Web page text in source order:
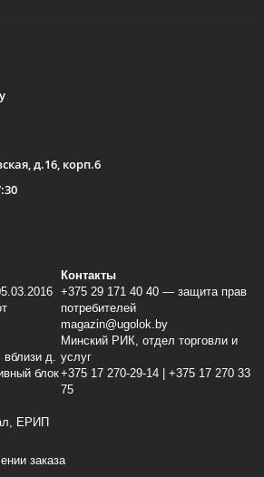
д.16, корп.6
вблизи д.
блок
Контакты
+375 29 171 40 40 — защита прав
потребителей
magazin@ugolok.by
Минский РИК, отдел торговли и
услуг
+375 17 270-29-14 | +375 17 270 33
75
ЕРИП
заказа